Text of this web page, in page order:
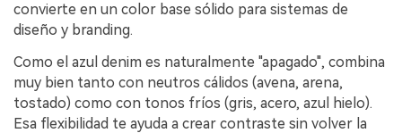
convierte en un color base sólido para sistemas de
diseño y branding.
Como el azul denim es naturalmente "apagado", combina
muy bien tanto con neutros cálidos (avena, arena,
tostado) como con tonos fríos (gris, acero, azul hielo).
Esa flexibilidad te ayuda a crear contraste sin volver la